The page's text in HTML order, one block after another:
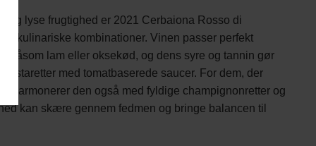
og lyse frugtighed er 2021 Cerbaiona Rosso di
kulinariske kombinationer. Vinen passer perfekt
såsom lam eller oksekød, og dens syre og tannin gør
med tomatbaserede saucer. For dem, der
harmonerer den også med fyldige champignonretter og
kan skære gennem fedmen og bringe balancen til